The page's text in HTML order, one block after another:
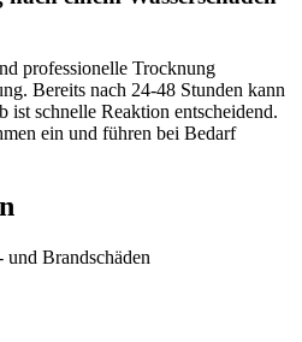
professionelle Trocknung
Bereits nach 24-48 Stunden kann
ist schnelle Reaktion entscheidend.
ein und führen bei Bedarf
Brandschäden